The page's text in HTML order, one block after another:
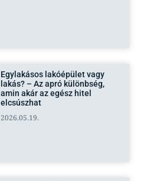
Egylakásos lakóépület vagy
lakás? – Az apró különbség,
amin akár az egész hitel
elcsúszhat
2026.05.19.